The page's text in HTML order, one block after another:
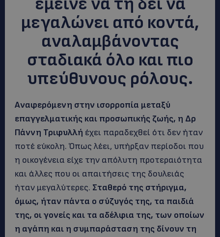
μεγαλώνει από κοντά,
αναλαμβάνοντας
σταδιακά όλο και πιο
υπεύθυνους ρόλους.
Αναφερόμενη στην ισορροπία μεταξύ
επαγγελματικής και προσωπικής ζωής, η Δρ
Πάννη Τριφυλλή έχει παραδεχθεί ότι δεν ήταν
ποτέ εύκολη. Όπως λέει, υπήρξαν περίοδοι που
η οικογένεια είχε την απόλυτη προτεραιότητα
και άλλες που οι απαιτήσεις της δουλειάς
ήταν μεγαλύτερες. Σταθερό της στήριγμα,
όμως, ήταν πάντα ο σύζυγός της, τα παιδιά
της, οι γονείς και τα αδέλφια της, των οποίων
η αγάπη και η συμπαράσταση της δίνουν τη